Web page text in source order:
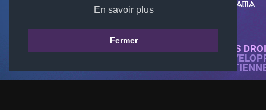
En savoir plus
Fermer
© 2018-2026 KTARENA. TOUS
SITE WEB ENTIÈREMENT
TOUTES LES IMAGES